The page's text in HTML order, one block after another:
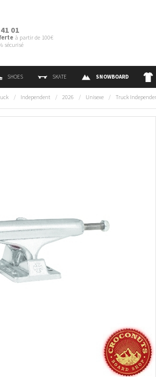
01
à partir de 100€
sécurisé
SHOES SKATE SNOWBOARD
/ Independent / 2026 / Unisexe / Truck